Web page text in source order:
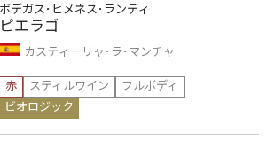
ボデガス･ヒメネス･ランディ
ピエラゴ
カスティーリャ･ラ･マンチャ
赤
スティルワイン
フルボディ
ビオロジック